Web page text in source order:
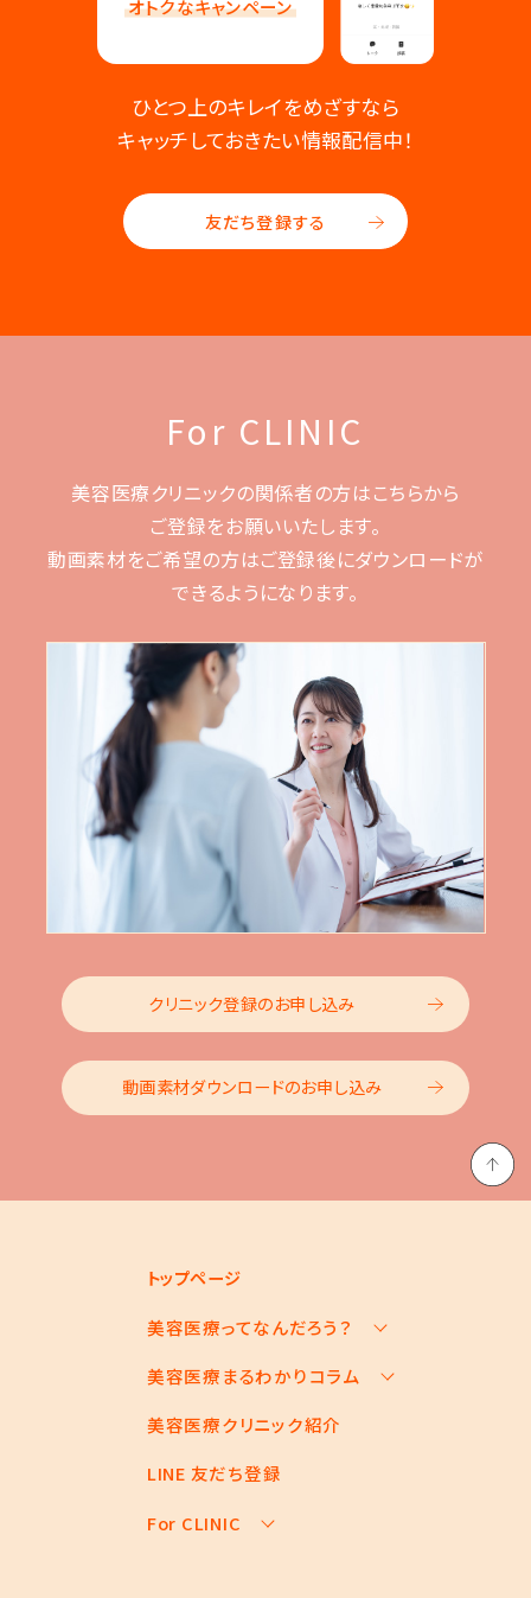
オトクなキャンペーン
ひとつ上のキレイをめざすなら
キャッチしておきたい情報配信中！
友だち登録する
For CLINIC
美容医療クリニックの関係者の方はこちらから
ご登録をお願いいたします。
動画素材をご希望の方はご登録後にダウンロードが
できるようになります。
クリニック登録のお申し込み
動画素材ダウンロードのお申し込み
トップページ
美容医療ってなんだろう？
美容医療の基本情報
美容医療のスケジュール
美容医療まるわかりコラム
お悩みからコラムをさがす
コラム一覧
美容医療クリニック紹介
LINE 友だち登録
For CLINIC